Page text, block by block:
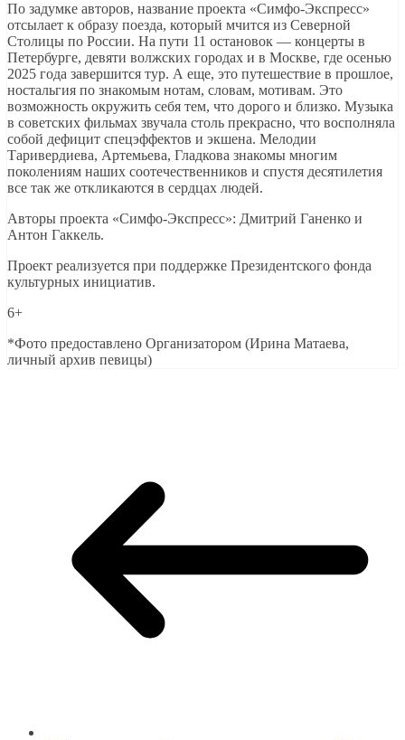
По задумке авторов, название проекта «Симфо-Экспресс»
отсылает к образу поезда, который мчится из Северной
Столицы по России. На пути 11 остановок — концерты в
Петербурге, девяти волжских городах и в Москве, где осенью
2025 года завершится тур. А еще, это путешествие в прошлое,
ностальгия по знакомым нотам, словам, мотивам. Это
возможность окружить себя тем, что дорого и близко. Музыка
в советских фильмах звучала столь прекрасно, что восполняла
собой дефицит спецэффектов и экшена. Мелодии
Таривердиева, Артемьева, Гладкова знакомы многим
поколениям наших соотечественников и спустя десятилетия
все так же откликаются в сердцах людей.
Авторы проекта «Симфо-Экспресс»: Дмитрий Ганенко и
Антон Гаккель.
Проект реализуется при поддержке Президентского фонда
культурных инициатив.
6+
*Фото предоставлено Организатором (Ирина Матаева,
личный архив певицы)